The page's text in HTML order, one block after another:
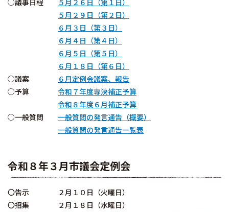
○議事日程
５月２６日（第１日）
５月２９日（第２日）
６月３日（第３日）
６月４日（第４日）
６月５日（第５日）
６月１８日（第６日）
○議案
６月定例会議案、報告
○予算 令和７年度専決補正予算
令和８年度６月補正予算
○一般質問 一般質問の発言通告（概要）
一般質問の発言通告一覧表
令和８年３月市議会定例会
〇告示 ２月１０日（火曜日）
〇招集 ２月１８日（水曜日）